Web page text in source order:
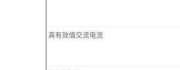
真有效值交流电流